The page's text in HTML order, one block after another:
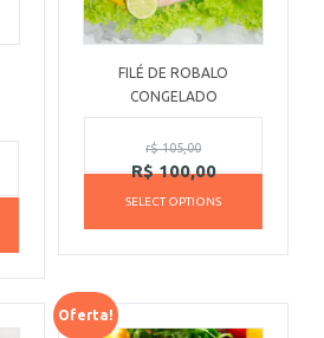
FILÉ DE ROBALO
CONGELADO
r$105,00
R$100,00
SELECT OPTIONS
Oferta!